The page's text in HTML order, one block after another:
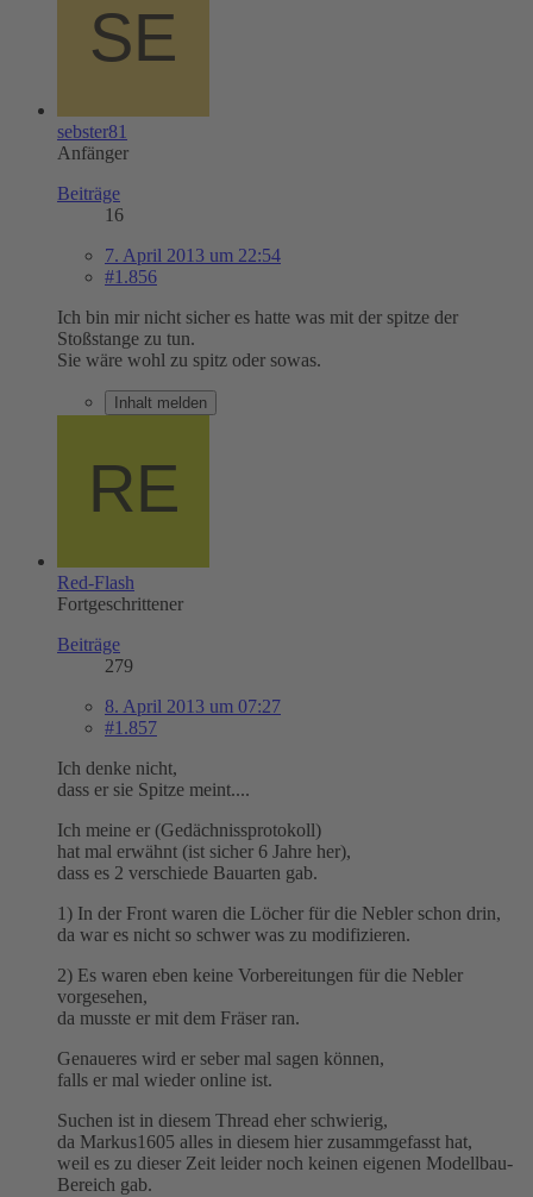
sebster81
Anfänger
Beiträge
16
7. April 2013 um 22:54
#1.856
Ich bin mir nicht sicher es hatte was mit der spitze der
Stoßstange zu tun.
Sie wäre wohl zu spitz oder sowas.
Inhalt melden
Red-Flash
Fortgeschrittener
Beiträge
279
8. April 2013 um 07:27
#1.857
Ich denke nicht,
dass er sie Spitze meint....
Ich meine er (Gedächnissprotokoll)
hat mal erwähnt (ist sicher 6 Jahre her),
dass es 2 verschiede Bauarten gab.
1) In der Front waren die Löcher für die Nebler schon drin,
da war es nicht so schwer was zu modifizieren.
2) Es waren eben keine Vorbereitungen für die Nebler
vorgesehen,
da musste er mit dem Fräser ran.
Genaueres wird er seber mal sagen können,
falls er mal wieder online ist.
Suchen ist in diesem Thread eher schwierig,
da Markus1605 alles in diesem hier zusammgefasst hat,
weil es zu dieser Zeit leider noch keinen eigenen Modellbau-
Bereich gab.